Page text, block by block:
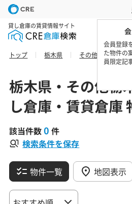
会員登録
た物件の
員限定記
貸し倉庫の賃貸情報サイト
トップ 栃木県 その他栃木エリア
栃木県・その他栃
し倉庫・賃貸倉庫
該当件数0 件
検索条件を保存
物件一覧 地図表示